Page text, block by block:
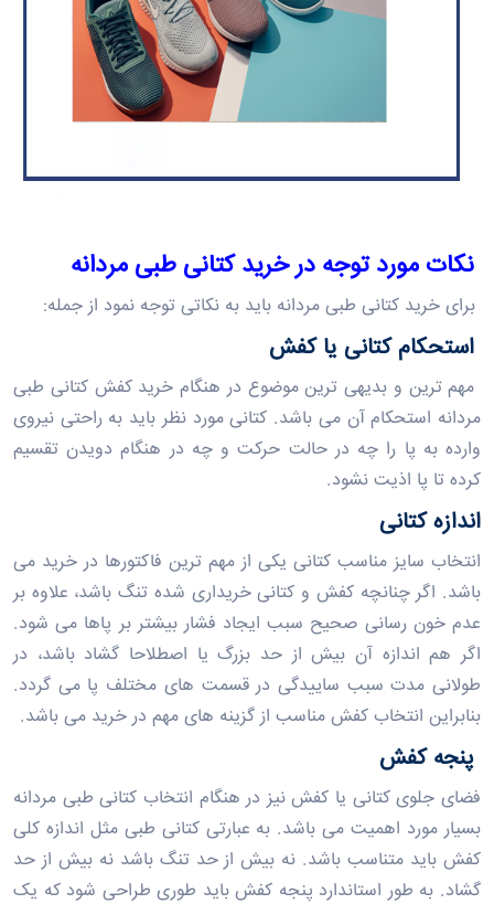
نکات مورد توجه در خریدکتانی طبی مردانه
برای خرید کتانی طبی مردانه باید به نکاتی توجه نمود از جمله:
استحکام کتانی یا کفش
مهم ترین و بدیهی ترین موضوع در هنگام خرید کفشکتانی طبی
مردانه استحکام آن می باشد. کتانیمورد نظر باید به راحتی نیروی
وارده به پا را چه در حالت حرکت و چه در هنگام دویدن تقسیم
کرده تا پا اذیت نشود.
اندازه کتانی
انتخاب سایز مناسب کتانی یکی از مهم ترین فاکتورها در خرید می
باشد. اگر چنانچه کفش و کتانی خریداری شده تنگ باشد، علاوه بر
عدم خون رسانی صحیح سبب ایجاد فشار بیشتر بر پاها می شود.
اگر هم اندازه آن بیش از حد بزرگ یا اصطلاحا گشاد باشد، در
طولانی مدت سبب ساییدگی در قسمت ‌های مختلف پا می گردد.
بنابراین انتخاب کفش مناسب از گزینه‌ های مهم در خرید می باشد.
پنجه کفش
فضای جلوی کتانی یا کفش نیز در هنگام انتخاب کتانی طبی مردانه
بسیار مورد اهمیت می باشد. به عبارتی کتانی طبی مثل اندازه کلی
کفش باید متناسب باشد. نه بیش از حد تنگ باشد نه بیش از حد
گشاد. به طور استاندارد پنجه کفش باید طوری طراحی شود که یک